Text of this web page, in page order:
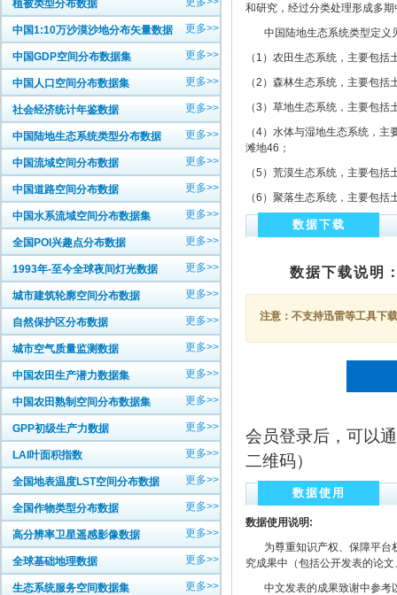
植被类型分布数据
中国1:10万沙漠沙地分布矢量数据 更多>>
中国GDP空间分布数据集 更多>>
中国人口空间分布数据集 更多>>
社会经济统计年鉴数据 更多>>
中国陆地生态系统类型分布数据 更多>>
中国流域空间分布数据 更多>>
中国道路空间分布数据 更多>>
中国水系流域空间分布数据集 更多>>
全国POI兴趣点分布数据 更多>>
1993年-至今全球夜间灯光数据 更多>>
城市建筑轮廓空间分布数据 更多>>
自然保护区分布数据 更多>>
城市空气质量监测数据 更多>>
中国农田生产潜力数据集 更多>>
中国农田熟制空间分布数据集 更多>>
GPP初级生产力数据 更多>>
LAI叶面积指数 更多>>
全国地表温度LST空间分布数据 更多>>
全国作物类型分布数据 更多>>
高分辨率卫星遥感影像数据 更多>>
全球基础地理数据 更多>>
生态系统服务空间数据集 更多>>
和研究，经过分类处理形成多
中国陆地生态系统类型定义
（1）农田生态系统，主要包
（2）森林生态系统，主要包
（3）草地生态系统，主要包
（4）水体与湿地生态系统，
滩地46；
（5）荒漠生态系统，主要包
（6）聚落生态系统，主要包
数据下载
数据下载说明
注意：不支持迅雷等工具下
会员登录后，可以
二维码）
数据使用
数据使用说明:
为尊重知识产权、保障平台
究成果中（包括公开发表的论
中文发表的成果致谢中参考